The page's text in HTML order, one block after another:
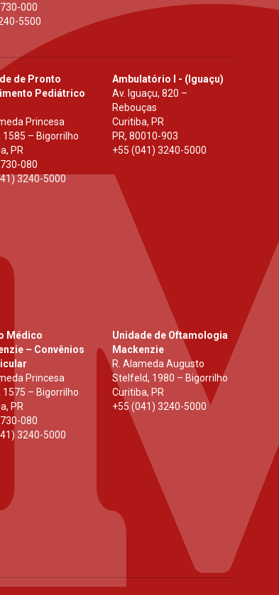
000
5500
de Pronto
Pediátrico
Princesa
1585 – Bigorrilho
PR
080
3240-5000
Ambulatório I - (Iguaçu)
Av. Iguaçu, 820 –
Rebouças
Curitiba, PR
PR, 80010-903
+55 (041) 3240-5000
Médico
– Convênios
Princesa
1575 – Bigorrilho
PR
080
3240-5000
Unidade de Oftamologia
Mackenzie
R. Alameda Augusto
Stelfeld, 1980 – Bigorrilho
Curitiba, PR
+55 (041) 3240-5000